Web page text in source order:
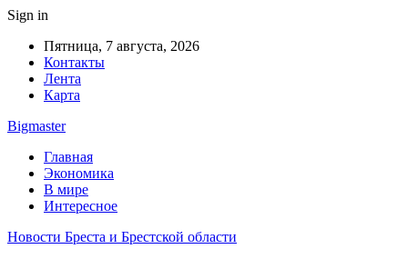
Sign in
Пятница, 7 августа, 2026
Контакты
Лента
Карта
Bigmaster
Главная
Экономика
В мире
Интересное
Новости Бреста и Брестской области